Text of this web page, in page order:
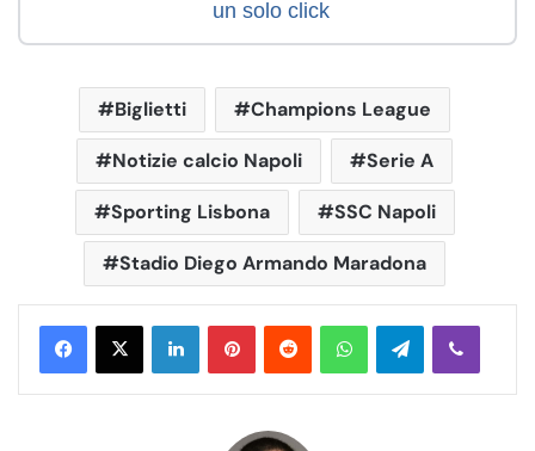
un solo click
Biglietti Champions League
Notizie calcio Napoli Serie A
Sporting Lisbona SSC Napoli
Stadio Diego Armando Maradona
WhatsApp Telegram